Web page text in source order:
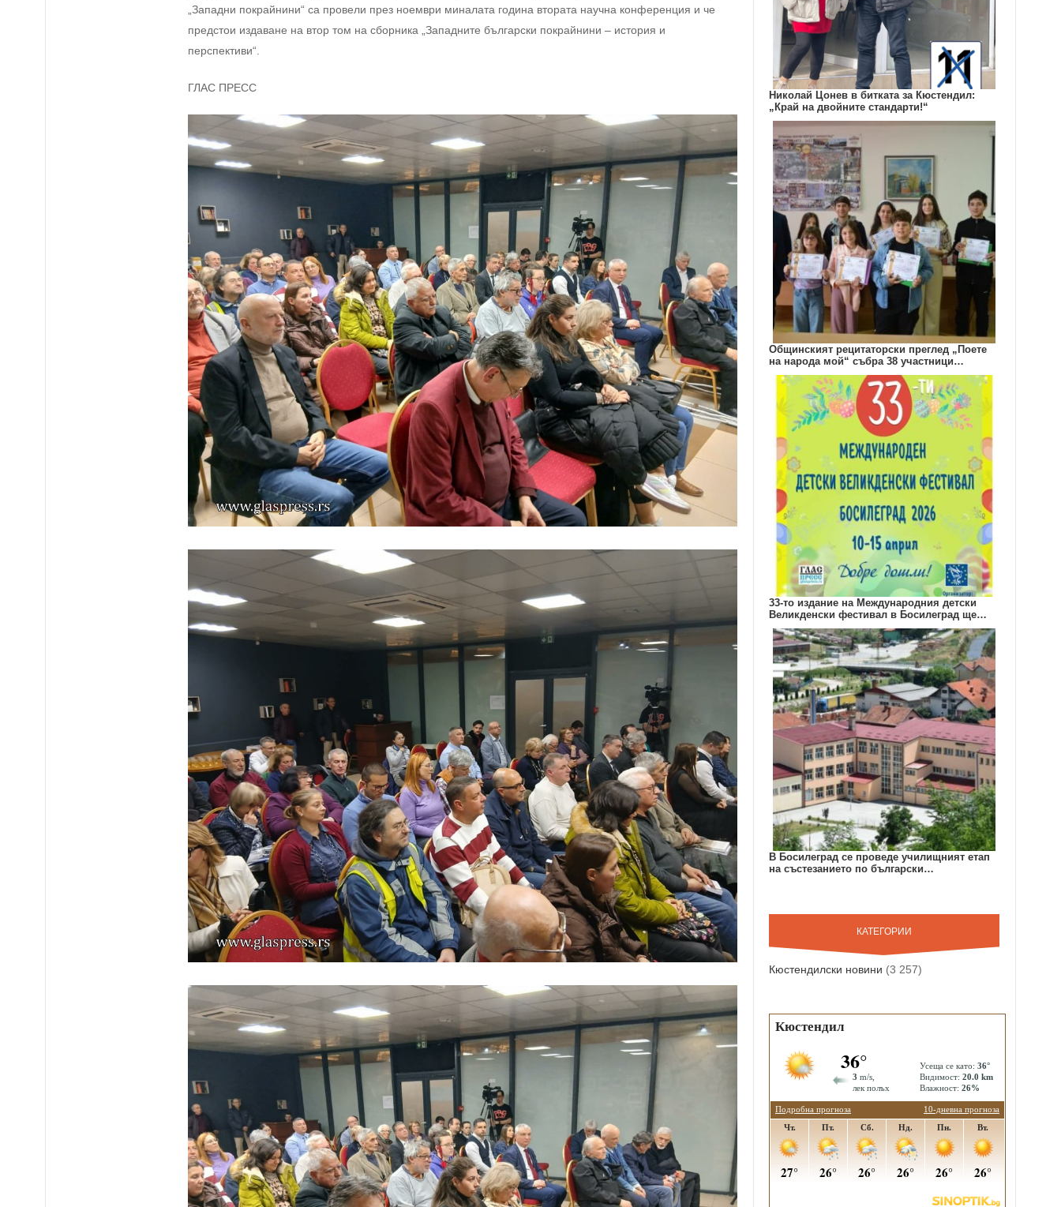
„Западни покрайнини“ са провели през ноември миналата година втората научна конференция и че
предстои издаване на втор том на сборника „Западните български покрайнини – история и
перспективи“.
ГЛАС ПРЕСС
Николай Цонев в битката за Кюстендил:
„Край на двойните стандарти!“
Общинският рецитаторски преглед „Поете
на народа мой“ събра 38 участници…
33-то издание на Международния детски
Великденски фестивал в Босилеград ще…
В Босилеград се проведе училищният етап
на състезанието по български…
КАТЕГОРИИ
Кюстендилски новини (3 257)